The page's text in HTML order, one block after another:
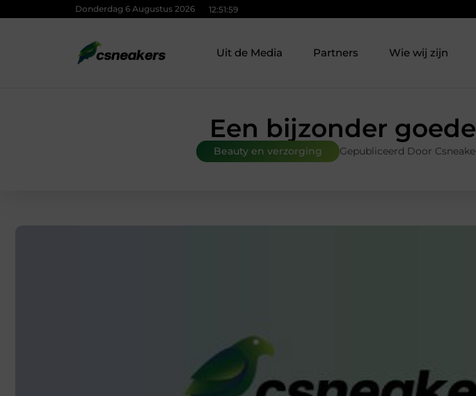
Donderdag 6 Augustus 2026 12:52:00
Uit de Media Partners Wie wij zijn
Een bijzonder
Beauty en verzorging Gepubliceerd Door